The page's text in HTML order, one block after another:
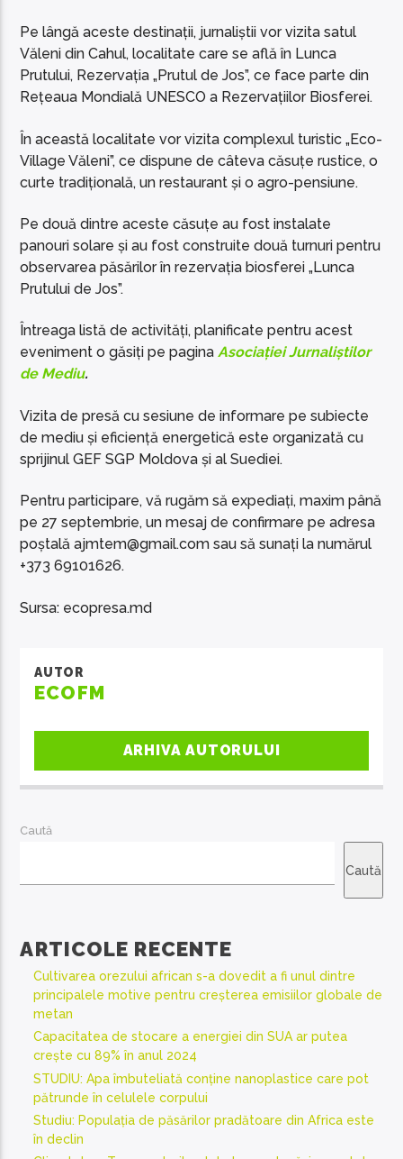
Pe lângă aceste destinații, jurnaliștii vor vizita satul
Văleni din Cahul, localitate care se află în Lunca
Prutului, Rezervația „Prutul de Jos”, ce face parte din
Rețeaua Mondială UNESCO a Rezervațiilor Biosferei.
În această localitate vor vizita complexul turistic „Eco-
Village Văleni”, ce dispune de câteva căsuțe rustice, o
curte tradițională, un restaurant și o agro-pensiune.
Pe două dintre aceste căsuțe au fost instalate
panouri solare și au fost construite două turnuri pentru
observarea păsărilor în rezervația biosferei „Lunca
Prutului de Jos”.
Întreaga listă de activități, planificate pentru acest
eveniment o găsiți pe paginaAsociației Jurnaliștilor
de Mediu.
Vizita de presă cu sesiune de informare pe subiecte
de mediu și eficiență energetică este organizată cu
sprijinul GEF SGP Moldova și al Suediei.
Pentru participare, vă rugăm să expediați, maxim până
pe 27 septembrie, un mesaj de confirmare pe adresa
poștalăajmtem@gmail.com sau să sunați la numărul
+373 69101626.
Sursa: ecopresa.md
AUTOR
ECOFM
ARHIVA AUTORULUI
Caută
Caută
ARTICOLE RECENTE
Cultivarea orezului african s-a dovedit a fi unul dintre
principalele motive pentru creșterea emisiilor globale de
metan
Capacitatea de stocare a energiei din SUA ar putea
crește cu 89% în anul 2024
STUDIU: Apa îmbuteliată conține nanoplastice care pot
pătrunde în celulele corpului
Studiu: Populația de păsărilor pradătoare din Africa este
în declin